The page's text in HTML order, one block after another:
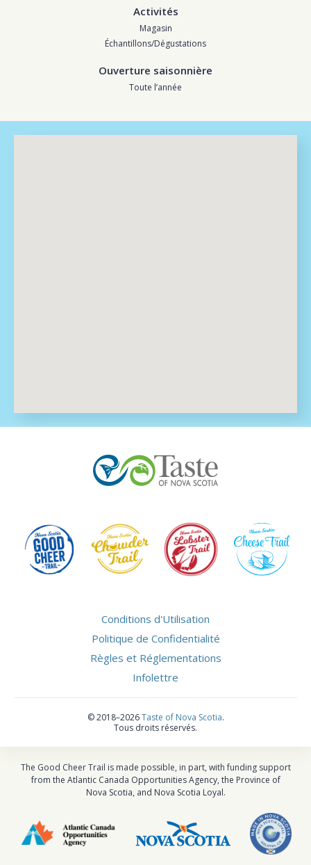
Activités
Magasin
Échantillons/Dégustations
Ouverture saisonnière
Toute l’année
Conditions d'Utilisation
Politique de Confidentialité
Règles et Réglementations
Infolettre
©2018–2026 Taste of Nova Scotia.
Tous droits réservés.
The Good Cheer Trail is made possible, in part, with funding support
from the Atlantic Canada Opportunities Agency, the Province of
Nova Scotia, and Nova Scotia Loyal.